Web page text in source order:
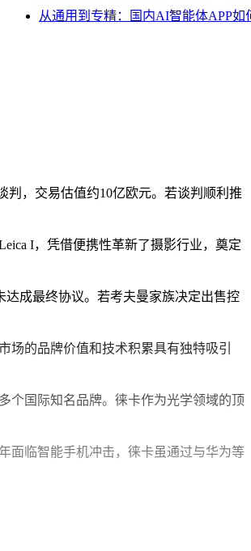
从通用到专精：国内AI智能体APP如
，交易估值约10亿欧元。若谈判顺利推
I，凭借便携性革新了摄影行业，奠定
达成最终协议。若考夫曼家族决定出售控
的品牌价值和技术积累具有独特吸引
个国际知名品牌。徕卡作为光学领域的顶
面临智能手机冲击，徕卡虽通过与华为等